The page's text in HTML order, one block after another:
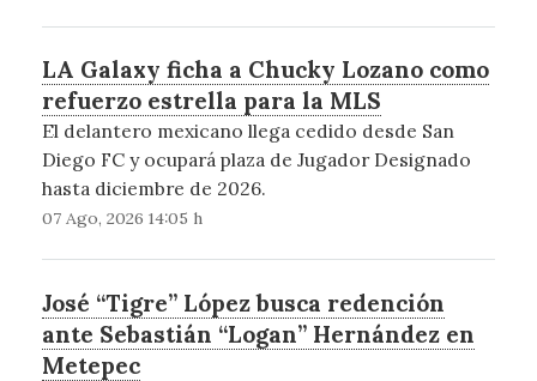
LA Galaxy ficha a Chucky Lozano como
refuerzo estrella para la MLS
El delantero mexicano llega cedido desde San
Diego FC y ocupará plaza de Jugador Designado
hasta diciembre de 2026.
07 Ago, 2026 14:05 h
José “Tigre” López busca redención
ante Sebastián “Logan” Hernández en
Metepec